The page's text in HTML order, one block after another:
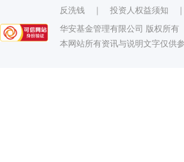
反洗钱 ｜ 投资人权益须知
华安基金管理有限公司 版权所有
本网站所有资讯与说明文字仅供